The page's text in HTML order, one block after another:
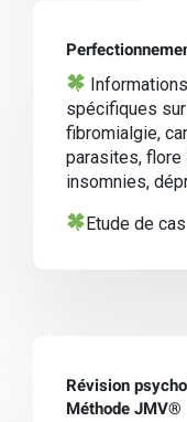
spécifiques
fibromialgie,
parasites, flore
insomnies,
Etude de cas
Révision
Méthode JMV®